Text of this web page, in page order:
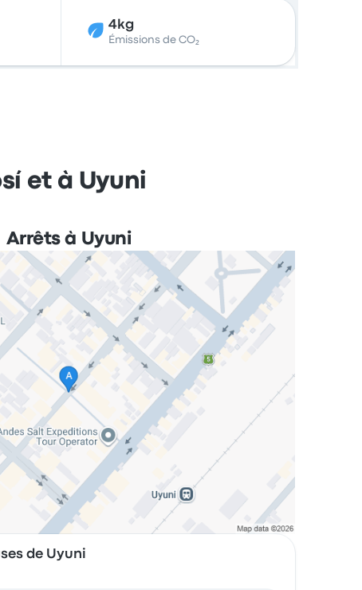
4kg
Émissions de CO₂
et à Uyuni
Arrêts à Uyuni
de Uyuni